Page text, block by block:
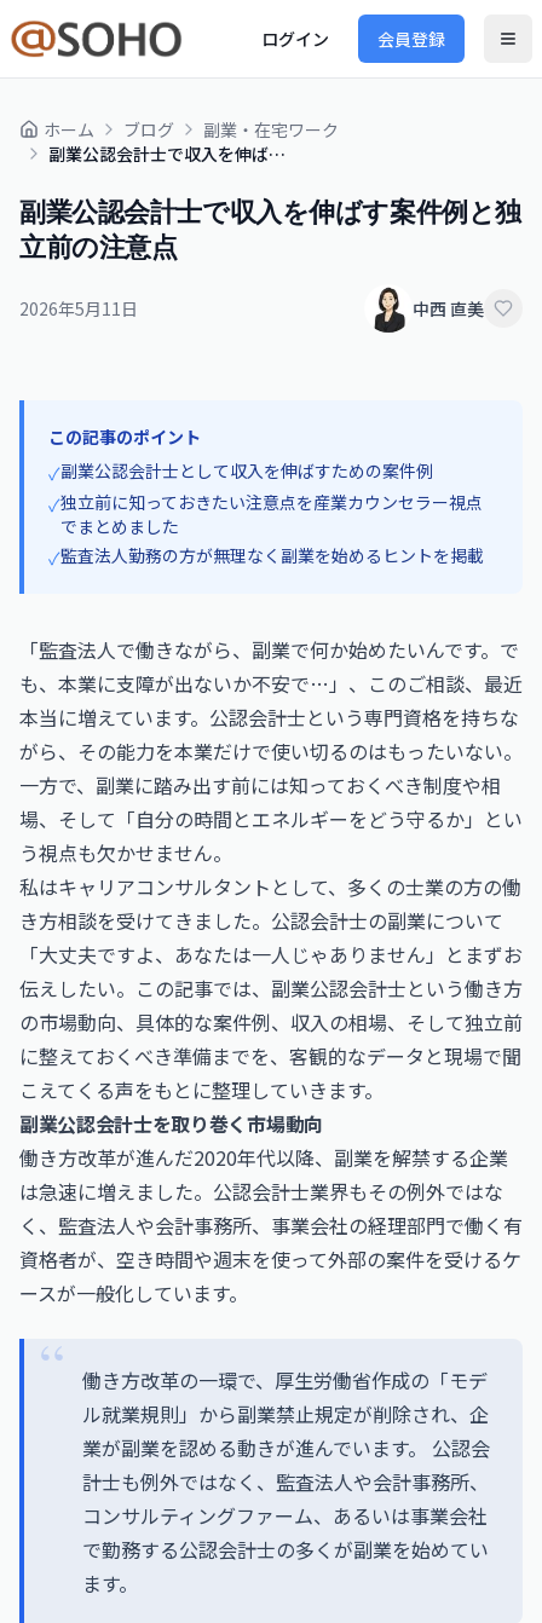
ログイン 会員登録
ホーム ブログ
副業・在宅ワーク
副業公認会計士で収入を伸ばす案件例と独立前の注意点
副業公認会計士で収入を伸ばす案件例と独
立前の注意点
2026年5月11日 中西 直美
この記事のポイント
✓副業公認会計士として収入を伸ばすための案件例
✓独立前に知っておきたい注意点を産業カウンセラー視点
でまとめました
✓監査法人勤務の方が無理なく副業を始めるヒントを掲載
「監査法人で働きながら、副業で何か始めたいんです。で
も、本業に支障が出ないか不安で…」、このご相談、最近
本当に増えています。公認会計士という専門資格を持ちな
がら、その能力を本業だけで使い切るのはもったいない。
一方で、副業に踏み出す前には知っておくべき制度や相
場、そして「自分の時間とエネルギーをどう守るか」とい
う視点も欠かせません。
私はキャリアコンサルタントとして、多くの士業の方の働
き方相談を受けてきました。公認会計士の副業について
「大丈夫ですよ、あなたは一人じゃありません」とまずお
伝えしたい。この記事では、副業公認会計士という働き方
の市場動向、具体的な案件例、収入の相場、そして独立前
に整えておくべき準備までを、客観的なデータと現場で聞
こえてくる声をもとに整理していきます。
副業公認会計士を取り巻く市場動向
働き方改革が進んだ2020年代以降、副業を解禁する企業
は急速に増えました。公認会計士業界もその例外ではな
く、監査法人や会計事務所、事業会社の経理部門で働く有
資格者が、空き時間や週末を使って外部の案件を受けるケ
ースが一般化しています。
働き方改革の一環で、厚生労働省作成の「モデ
ル就業規則」から副業禁止規定が削除され、企
業が副業を認める動きが進んでいます。 公認会
計士も例外ではなく、監査法人や会計事務所、
コンサルティングファーム、あるいは事業会社
で勤務する公認会計士の多くが副業を始めてい
ます。